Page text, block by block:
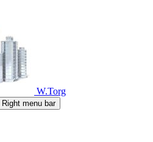
W.Torg
Right menu bar